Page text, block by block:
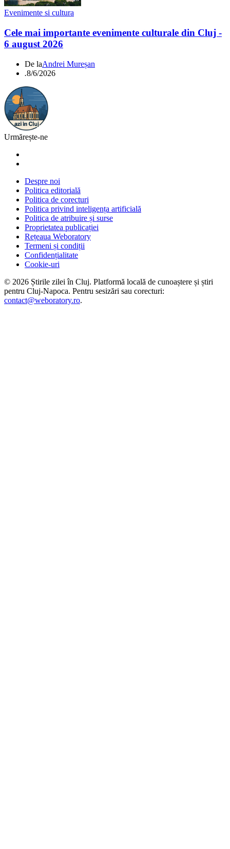
Evenimente si cultura
Cele mai importante evenimente culturale din Cluj -
6 august 2026
De laAndrei Mureșan
.8/6/2026
Urmărește-ne
Despre noi
Politica editorială
Politica de corecturi
Politica privind inteligența artificială
Politica de atribuire și surse
Proprietatea publicației
Rețeaua Weboratory
Termeni și condiții
Confidențialitate
Cookie-uri
© 2026 Știrile zilei în Cluj. Platformă locală de cunoaștere și știri
pentru Cluj-Napoca. Pentru sesizări sau corecturi:
contact@weboratory.ro.